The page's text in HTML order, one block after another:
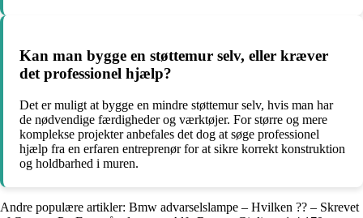
Kan man bygge en støttemur selv, eller kræver
det professionel hjælp?
Det er muligt at bygge en mindre støttemur selv, hvis man har
de nødvendige færdigheder og værktøjer. For større og mere
komplekse projekter anbefales det dog at søge professionel
hjælp fra en erfaren entreprenør for at sikre korrekt konstruktion
og holdbarhed i muren.
Andre populære artikler: Bmw advarselslampe – Hvilken ?? – Skrevet